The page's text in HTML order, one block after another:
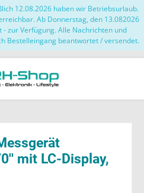
12.08.2026 haben wir Betriebsurlaub.
Ab Donnerstag, den 13.082026
zur Verfügung. Alle Nachrichten und
Bestelleingang beantwortet / versendet.
mit LC-Display,